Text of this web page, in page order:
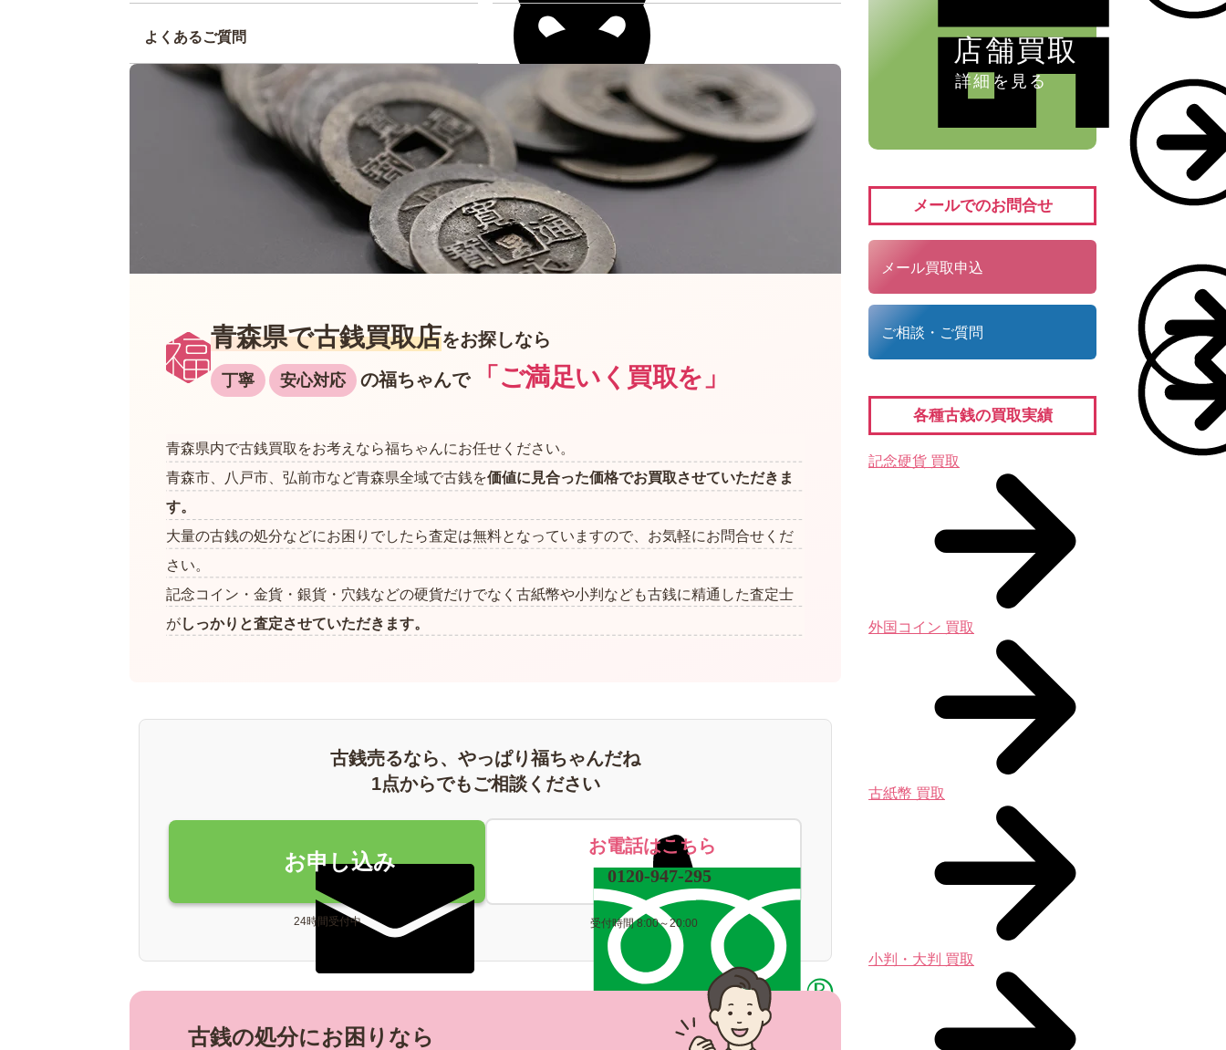
よくあるご質問
青森県で古銭買取店をお探しなら
丁寧 安心対応 の福ちゃんで 「ご満足いく買取を」
青森県内で古銭買取をお考えなら福ちゃんにお任せください。
青森市、八戸市、弘前市など青森県全域で古銭を価値に見合った価格でお買取させていただきま
す。
大量の古銭の処分などにお困りでしたら査定は無料となっていますので、お気軽にお問合せくだ
さい。
記念コイン・金貨・銀貨・穴銭などの硬貨だけでなく古紙幣や小判なども古銭に精通した査定士
がしっかりと査定させていただきます。
古銭売るなら、やっぱり福ちゃんだね
1点からでもご相談ください
お申し込み
24時間受付中
お電話はこちら
0120-947-295
受付時間 8:00～20:00
古銭の処分にお困りなら
店舗買取
詳細を見る
メールでのお問合せ
メール買取申込
ご相談・ご質問
各種古銭の買取実績
記念硬貨 買取
外国コイン 買取
古紙幣 買取
小判・大判 買取